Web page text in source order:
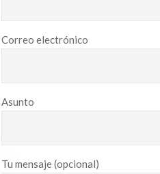
Correo electrónico
Asunto
Tu mensaje (opcional)